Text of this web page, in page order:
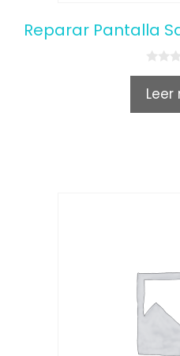
Reparar Pantalla
0
u
Leer